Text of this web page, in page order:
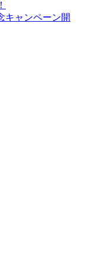
キャンペーン開